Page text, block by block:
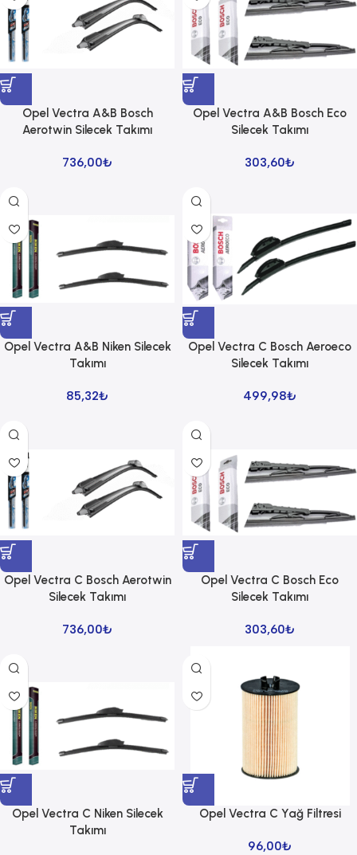
Opel Vectra A&B Bosch
Aerotwin Silecek Takımı
736,00₺
Opel Vectra A&B Bosch Eco
Silecek Takımı
303,60₺
Opel Vectra A&B Niken Silecek
Takımı
85,32₺
Opel Vectra C Bosch Aeroeco
Silecek Takımı
499,98₺
Opel Vectra C Bosch Aerotwin
Silecek Takımı
736,00₺
Opel Vectra C Bosch Eco
Silecek Takımı
303,60₺
Opel Vectra C Niken Silecek
Takımı
Opel Vectra C Yağ Filtresi
96,00₺